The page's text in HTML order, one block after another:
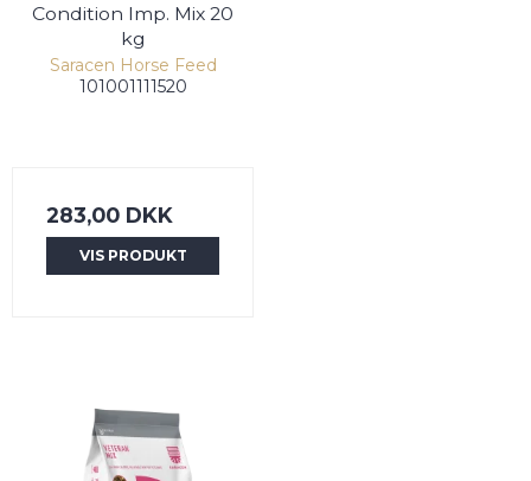
Condition Imp. Mix 20
kg
Saracen Horse Feed
101001111520
283,00 DKK
VIS PRODUKT